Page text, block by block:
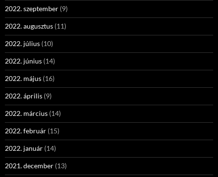
2022. szeptember (9)
2022. augusztus (11)
2022. július (10)
2022. június (14)
2022. május (16)
2022. április (9)
2022. március (14)
2022. február (15)
2022. január (14)
2021. december (13)